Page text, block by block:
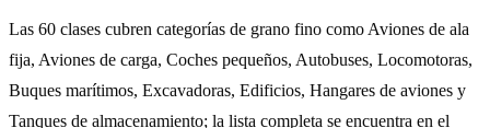
Las 60 clases cubren categorías de grano fino como Aviones de ala
fija, Aviones de carga, Coches pequeños, Autobuses, Locomotoras,
Buques marítimos, Excavadoras, Edificios, Hangares de aviones y
Tanques de almacenamiento; la lista completa se encuentra en el